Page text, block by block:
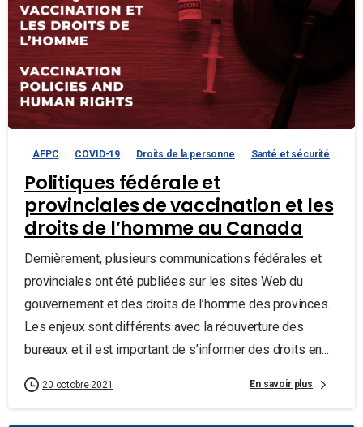
AFPC COVID-19 Droits de la personne Santé et sécurité
Politiques fédérale et
provinciales de vaccination et les
droits de l’homme au Canada
Dernièrement, plusieurs communications fédérales et
provinciales ont été publiées sur les sites Web du
gouvernement et des droits de l’homme des provinces.
Les enjeux sont différents avec la réouverture des
bureaux et il est important de s’informer des droits en...
20 octobre 2021 En savoir plus